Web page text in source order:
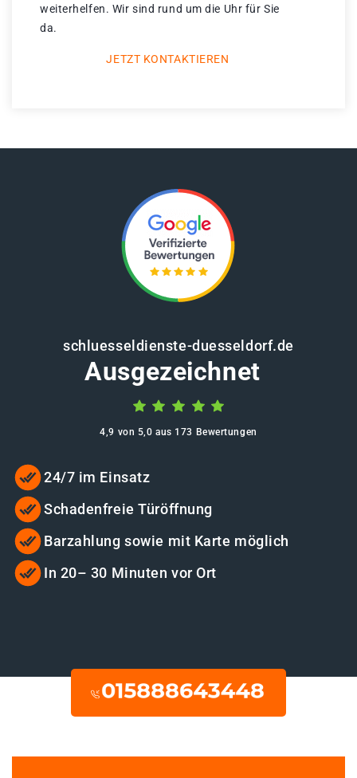
weiterhelfen. Wir sind rund um die Uhr für Sie
da.
JETZT KONTAKTIEREN
schluesseldienste-duesseldorf.de
Ausgezeichnet
4,9 von 5,0 aus 173 Bewertungen
24/7 im Einsatz
Schadenfreie Türöffnung
Barzahlung sowie mit Karte möglich
In 20– 30 Minuten vor Ort